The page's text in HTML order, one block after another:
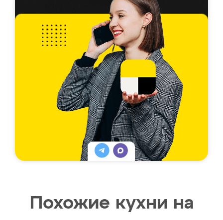
Похожие кухни на